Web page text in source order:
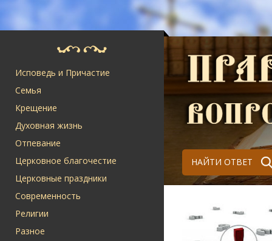
Исповедь и Причастие
Семья
Крещение
Духовная жизнь
Отпевание
Церковное благочестие
Церковные праздники
Современность
Религии
Разное
НАЙТИ ОТВЕТ